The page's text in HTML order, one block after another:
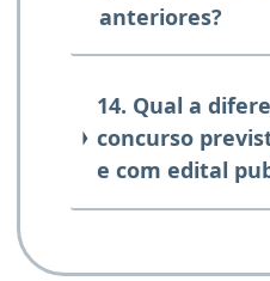
anteriores?
14. Qual a
concurso
e com edital